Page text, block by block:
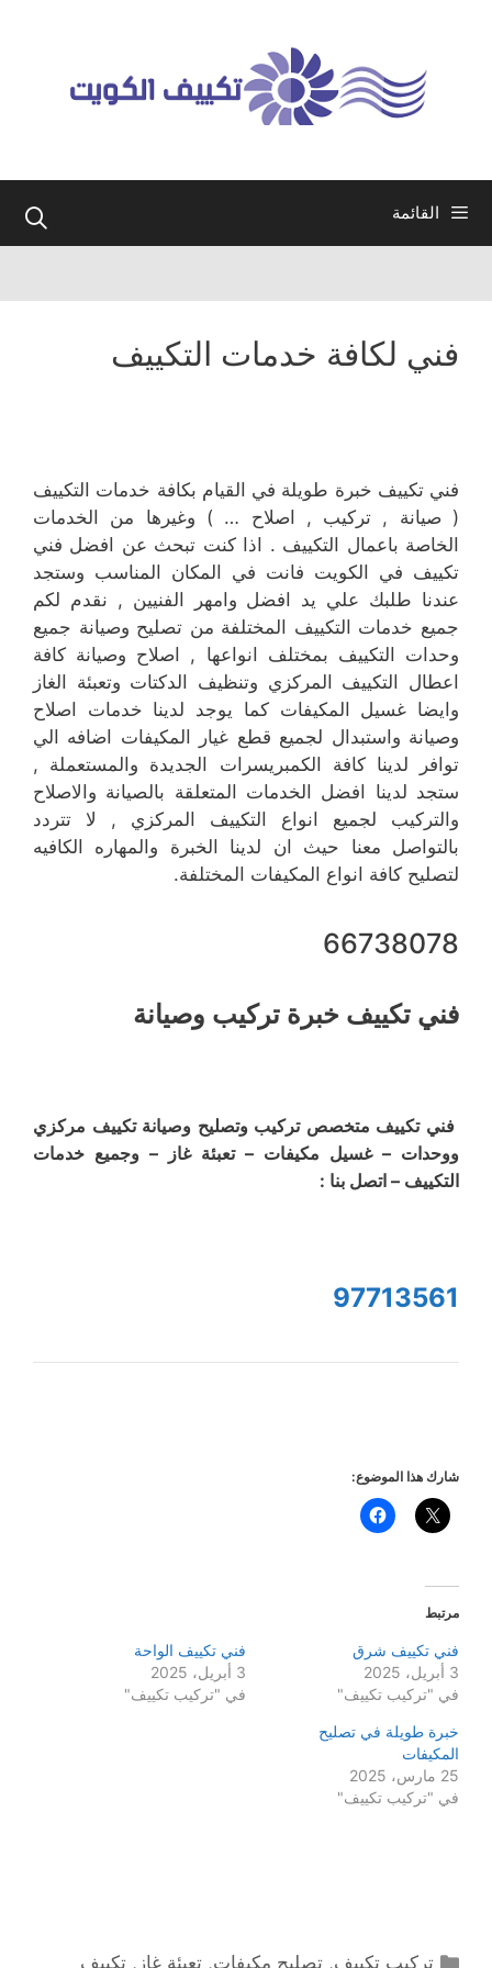
القائمة
فني لكافة خدمات التكييف
فني تكييف خبرة طويلة في القيام بكافة خدمات التكييف
( صيانة , تركيب , اصلاح … ) وغيرها من الخدمات
الخاصة باعمال التكييف . اذا كنت تبحث عن افضل فني
تكييف في الكويت فانت في المكان المناسب وستجد
عندنا طلبك علي يد افضل وامهر الفنيين , نقدم لكم
جميع خدمات التكييف المختلفة من تصليح وصيانة جميع
وحدات التكييف بمختلف انواعها , اصلاح وصيانة كافة
اعطال التكييف المركزي وتنظيف الدكتات وتعبئة الغاز
وايضا غسيل المكيفات كما يوجد لدينا خدمات اصلاح
وصيانة واستبدال لجميع قطع غيار المكيفات اضافه الي
توافر لدينا كافة الكمبريسرات الجديدة والمستعملة ,
ستجد لدينا افضل الخدمات المتعلقة بالصيانة والاصلاح
والتركيب لجميع انواع التكييف المركزي , لا تتردد
بالتواصل معنا حيث ان لدينا الخبرة والمهاره الكافيه
لتصليح كافة انواع المكيفات المختلفة.
66738078
فني تكييف خبرة تركيب وصيانة
فني تكييف متخصص تركيب وتصليح وصيانة تكييف مركزي
ووحدات – غسيل مكيفات – تعبئة غاز – وجميع خدمات
التكييف – اتصل بنا :
97713561
شارك هذا الموضوع:
مرتبط
فني تكييف شرق
3 أبريل، 2025
في "تركيب تكييف"
فني تكييف الواحة
3 أبريل، 2025
في "تركيب تكييف"
خبرة طويلة في تصليح
المكيفات
25 مارس، 2025
في "تركيب تكييف"
التصنيفات
تركيب تكييف,تصليح مكيفات,تعبئة غاز ,تكييف